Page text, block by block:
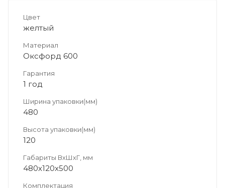
Цвет
желтый
Материал
Оксфорд 600
Гарантия
1 год
Ширина упаковки(мм)
480
Высота упаковки(мм)
120
Габариты ВхШхГ, мм
480х120х500
Комплектация